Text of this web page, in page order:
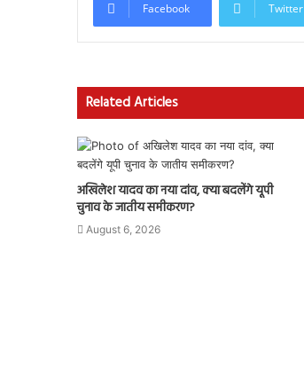
Facebook Twitter
Related Articles
अखिलेश यादव का नया दांव, क्या बदलेंगे यूपी
चुनाव के जातीय समीकरण?
August 6, 2026